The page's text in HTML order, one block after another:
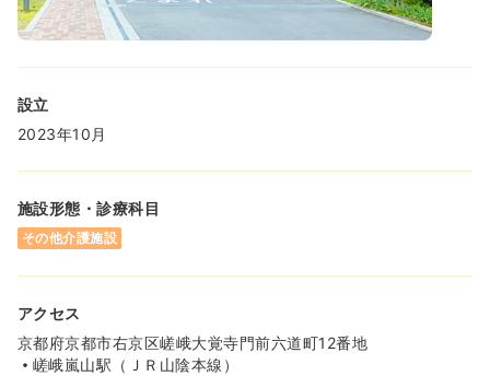
設立
2023年10月
施設形態・診療科目
その他介護施設
アクセス
京都府京都市右京区嵯峨大覚寺門前六道町12番地
嵯峨嵐山駅（ＪＲ山陰本線）